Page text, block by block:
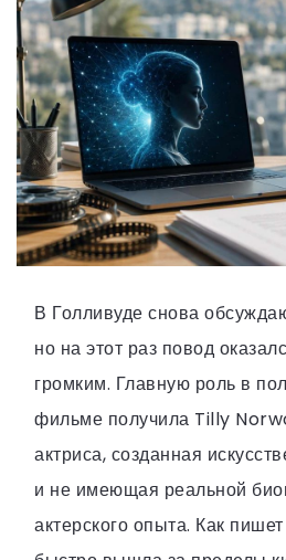
В Голливуде снова
но на этот раз повод
громким. Главную роль в
фильме получила Tilly
актриса, созданная
и не имеющая реальной
актерского опыта. Как пишет